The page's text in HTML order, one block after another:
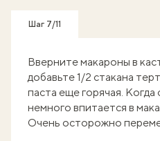
Шаг 7/11
Вверните макароны в
добавьте 1/2 стакана
паста еще горячая. Когда
немного впитается в
Очень осторожно